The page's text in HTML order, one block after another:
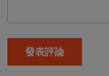
發表評論